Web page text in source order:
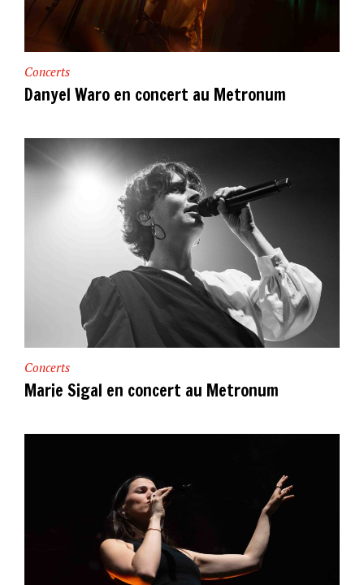
Concerts
Danyel Waro en concert au Metronum
Concerts
Marie Sigal en concert au Metronum